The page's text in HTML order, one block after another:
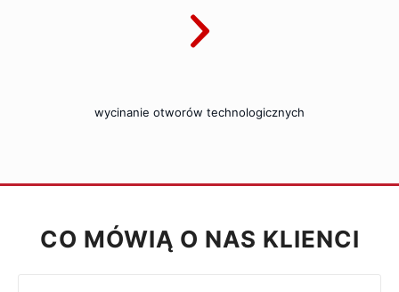
wycinanie otworów technologicznych
CO MÓWIĄ O NAS KLIENCI